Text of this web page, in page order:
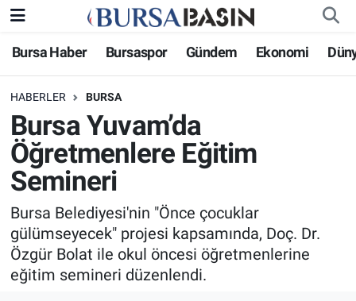
Bursa Haber Bursaspor Gündem Ekonomi
HABERLER BURSA
Bursa Yuvam’da
Öğretmenlere Eğitim
Semineri
Bursa Belediyesi'nin "Önce çocuklar
gülümseyecek" projesi kapsamında, Doç. Dr.
Özgür Bolat ile okul öncesi öğretmenlerine
eğitim semineri düzenlendi.
Bursa Haber
Genel
Politika
Bilim, Teknoloji
KÜLTÜR-SANAT
Yerel
Bursa Nöbetçi Eczaneler
Bursa Hava Durumu
Bursa Namaz Vakitleri
Bursa Trafik Yoğunluk Haritası
Süper Lig Puan Durumu ve Fikstür
Tüm Manşetler